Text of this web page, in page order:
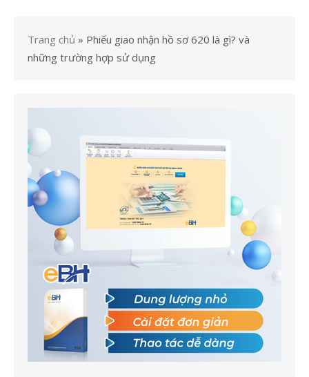
Trang chủ » Phiếu giao nhận hồ sơ 620 là gì? và
những trường hợp sử dụng